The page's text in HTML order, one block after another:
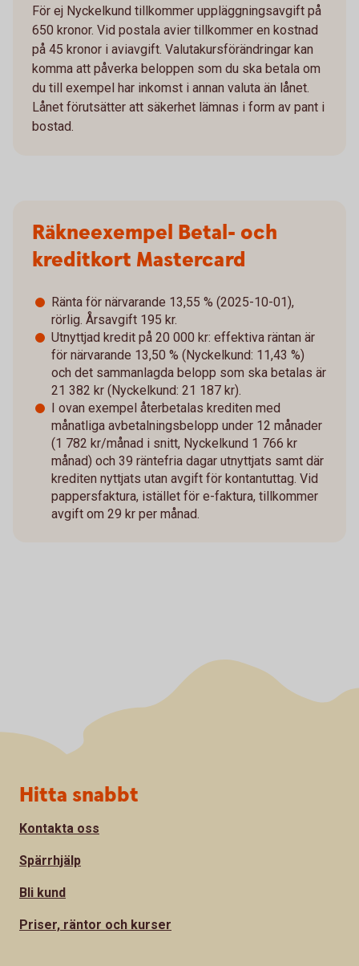
För ej Nyckelkund tillkommer uppläggningsavgift på
650 kronor. Vid postala avier tillkommer en kostnad
på 45 kronor i aviavgift. Valutakursförändringar kan
komma att påverka beloppen som du ska betala om
du till exempel har inkomst i annan valuta än lånet.
Lånet förutsätter att säkerhet lämnas i form av pant i
bostad.
Räkneexempel Betal- och
kreditkort Mastercard
Ränta för närvarande 13,55 % (2025-10-01),
rörlig. Årsavgift 195 kr.
Utnyttjad kredit på 20 000 kr: effektiva räntan är
för närvarande 13,50 % (Nyckelkund: 11,43 %)
och det sammanlagda belopp som ska betalas är
21 382 kr (Nyckelkund: 21 187 kr).
I ovan exempel återbetalas krediten med
månatliga avbetalningsbelopp under 12 månader
(1 782 kr/månad i snitt, Nyckelkund 1 766 kr
månad) och 39 räntefria dagar utnyttjats samt där
krediten nyttjats utan avgift för kontantuttag. Vid
pappersfaktura, istället för e-faktura, tillkommer
avgift om 29 kr per månad.
Sidfot
Hitta snabbt
Kontakta oss
Spärrhjälp
Bli kund
Priser, räntor och kurser